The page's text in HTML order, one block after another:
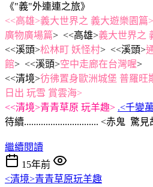
《"義"外連連之旅》
<<高雄>義大世界之 義大遊樂園篇>
廣物廣場篇> <<高雄>義大世界之
<<溪頭>松林町 妖怪村> <<溪頭>
館> <<溪頭>空中走廊在台灣喔>
<<清境>彷彿置身歐洲城堡 普羅旺
日出 玩雪 賞雲海>
<<清境>青青草原 玩羊趣> .<千變
待續............................... <赤
繼續閱讀
15年前
<清境>青青草原玩羊趣